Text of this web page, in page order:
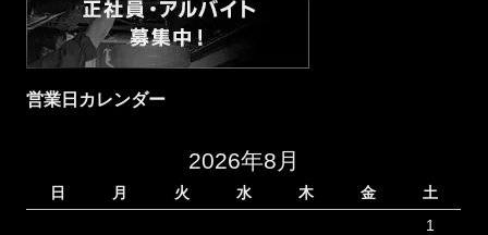
営業日カレンダー
2026年8月
日 月 火 水 木 金
土
1